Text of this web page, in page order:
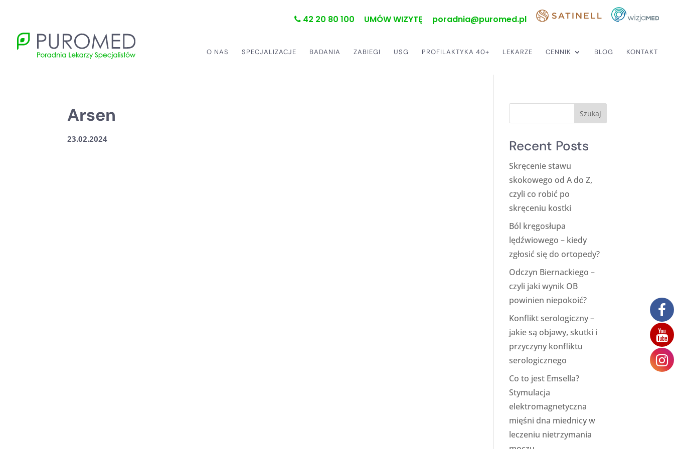
42 20 80 100 UMÓW WIZYTĘ poradnia@puromed.pl
O NAS SPECJALIZACJE BADANIA ZABIEGI USG PROFILAKTYKA 40+ LEKARZE CENNIK BLOG KONTAKT
Arsen
23.02.2024
Szukaj
Recent Posts
Skręcenie stawu
skokowego od A do Z,
czyli co robić po
skręceniu kostki
Ból kręgosłupa
lędźwiowego – kiedy
zgłosić się do ortopedy?
Odczyn Biernackiego –
czyli jaki wynik OB
powinien niepokoić?
Konflikt serologiczny –
jakie są objawy, skutki i
przyczyny konfliktu
serologicznego
Co to jest Emsella?
Stymulacja
elektromagnetyczna
mięśni dna miednicy w
leczeniu nietrzymania